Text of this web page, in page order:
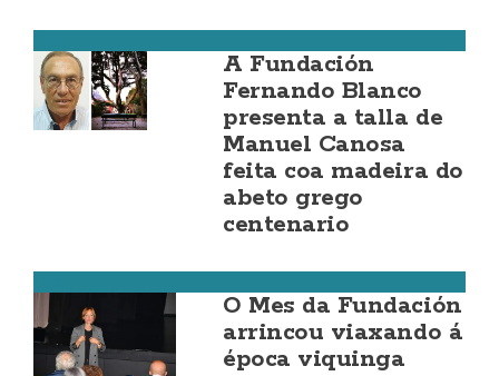
A Fundación
Fernando Blanco
presenta a talla de
Manuel Canosa
feita coa madeira do
abeto grego
centenario
O Mes da Fundación
arrincou viaxando á
época viquinga